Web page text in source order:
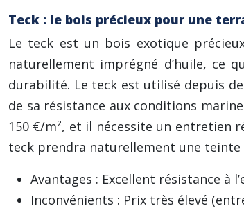
Teck : le bois précieux pour une
Le teck est un bois exotique
naturellement imprégné d’huile, ce
durabilité. Le teck est utilisé depuis
de sa résistance aux conditions
150 €/m², et il nécessite un entretien
teck prendra naturellement une
Avantages : Excellent résistance à
Inconvénients : Prix très élevé